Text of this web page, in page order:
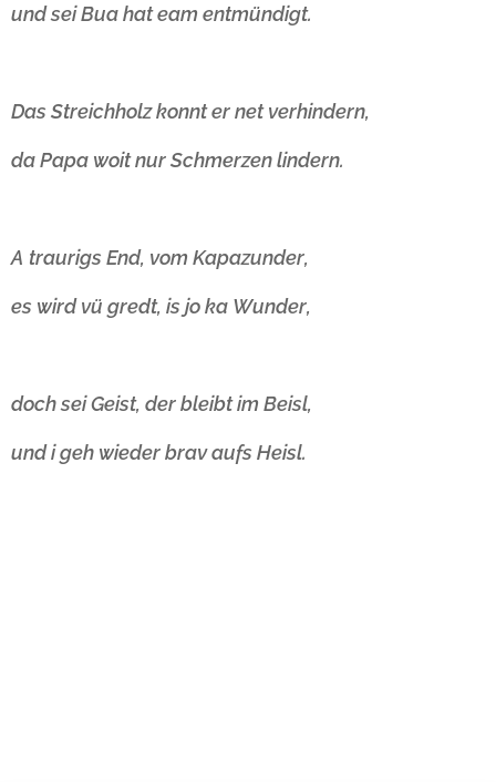
und sei Bua hat eam entmündigt.
Das Streichholz konnt er net verhindern,
da Papa woit nur Schmerzen lindern.
A traurigs End, vom Kapazunder,
es wird vü gredt, is jo ka Wunder,
doch sei Geist, der bleibt im Beisl,
und i geh wieder brav aufs Heisl.